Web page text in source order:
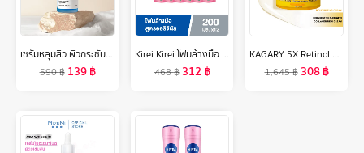
เซรั่มหลุมสิว ผิวกระชับ รูขุมขนเล็กลง The Skin Collection Serum Copper Tripeptide 3% ขนาด 30 ml
590฿ 139฿
Kirei Kirei โฟมล้างมือ คิเรอิ คิเรอิ กลิ่นออริจินอล Original ชนิดถุงเติม 200 ml 12 ถุง
468฿ 312฿
KAGARY 5X Retinol Anti-Aging Moisturizer Gel 30g เรตินอล ครีม ครีมทาหน้า ครีมทาผิว
1,645฿ 308฿